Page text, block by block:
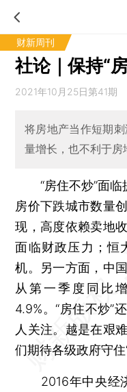
财新周刊
社论｜保持“
2021年10月25日第41期
将房地产当作短期
量增长，也不利于
“房住不炒”面临
房价下跌城市数量
现，高度依赖卖地
面临财政压力；恒
机。另一方面，中
从第一季度同比
4.9%。“房住不炒”
人关注。越是在艰
们期待各级政府守住
2016年中央经济